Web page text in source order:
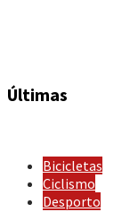
Últimas
Bicicletas
Ciclismo
Desporto